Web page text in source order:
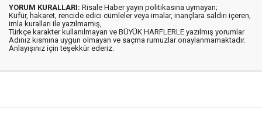
YORUM KURALLARI: Risale Haber yayın politikasına uymayan;
Küfür, hakaret, rencide edici cümleler veya imalar, inançlara saldırı içeren,
imla kuralları ile yazılmamış,
Türkçe karakter kullanılmayan ve BÜYÜK HARFLERLE yazılmış yorumlar
Adınız kısmına uygun olmayan ve saçma rumuzlar onaylanmamaktadır.
Anlayışınız için teşekkür ederiz.